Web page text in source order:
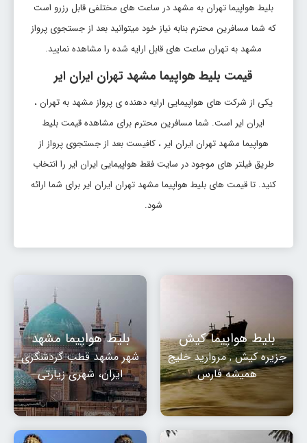
بلیط هواپیما تهران به مشهد در ساعت های مختلفی قابل رزرو است
که شما مسافرین محترم بنابه نیاز خود میتوانید بعد از جستجوی پرواز
مشهد به تهران ساعت های قابل ارایه شده را مشاهده نمایید.
قیمت بلیط هواپیما مشهد تهران ایران ایر
یکی از شرکت های هواپیمایی ارایه دهنده ی پرواز مشهد به تهران ،
ایران ایر است. شما مسافرین محترم برای مشاهده قیمت بلیط
هواپیما مشهد تهران ایران ایر ، کافیست بعد از جستجوی پرواز از
طریق فیلتر های موجود در سایت فقط هواپیمایی ایران ایر را انتخاب
کنید. تا قیمت های بلیط هواپیما مشهد تهران ایران ایر برای شما ارائه
شود.
بلیط هواپیما کیش
جزیره کیش , مروارید خلیج
همیشه فارس
بلیط هواپیما مشهد
شهر مشهد قطب گردشگری
ایران، شهری زیارتی